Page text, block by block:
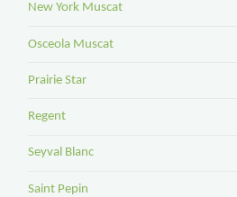
New York Muscat
Osceola Muscat
Prairie Star
Regent
Seyval Blanc
Saint Pepin